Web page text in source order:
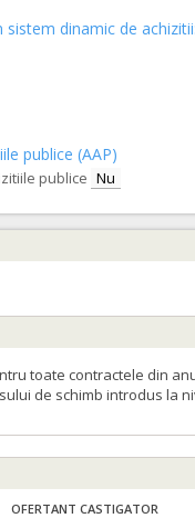
dinamic de achizitii:
publice (AAP)
publice Nu
toate contractele din
de schimb introdus la
OFERTANT CASTIGATOR